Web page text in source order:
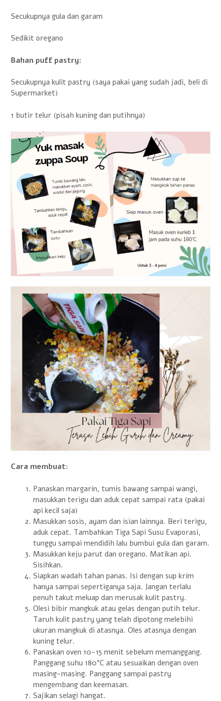
Secukupnya gula dan garam
Sedikit oregano
Bahan puff pastry:
Secukupnya kulit pastry (saya pakai yang sudah jadi, beli di
Supermarket)
1 butir telur (pisah kuning dan putihnya)
Cara membuat:
Panaskan margarin, tumis bawang sampai wangi,
masukkan terigu dan aduk cepat sampai rata (pakai
api kecil saja)
Masukkan sosis, ayam dan isian lainnya. Beri terigu,
aduk cepat. Tambahkan Tiga Sapi Susu Evaporasi,
tunggu sampai mendidih lalu bumbui gula dan garam.
Masukkan keju parut dan oregano. Matikan api.
Sisihkan.
Siapkan wadah tahan panas. Isi dengan sup krim
hanya sampai sepertiganya saja. Jangan terlalu
penuh takut meluap dan merusak kulit pastry.
Olesi bibir mangkuk atau gelas dengan putih telur.
Taruh kulit pastry yang telah dipotong melebihi
ukuran mangkuk di atasnya. Oles atasnya dengan
kuning telur.
Panaskan oven 10-15 menit sebelum memanggang.
Panggang suhu 180°C atau sesuaikan dengan oven
masing-masing. Panggang sampai pastry
mengembang dan keemasan.
Sajikan selagi hangat.